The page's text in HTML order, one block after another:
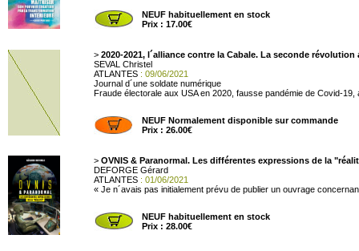
NEUF habituellement en stock
Prix : 17.00€
> 2020-2021, l´alliance contre la Cabale. La seconde révolution
SEVAL Christel
ATLANTES: 09/06/2021
Journal d´une soldate numérique
Fraude électorale aux USA en 2020, fausse pandémie de Covid-
NEUF Normalement disponible sur commande
Prix : 26.00€
> OVNIS & Paranormal. Les différentes expressions de la
DEFORGE Gérard
ATLANTES: 01/06/2021
« Je n´avais pas initialement prévu de publier un ouvrage
NEUF habituellement en stock
Prix : 28.00€